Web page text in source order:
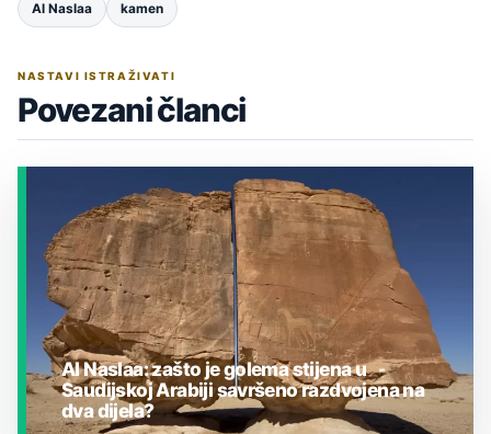
Al Naslaa kamen
NASTAVI ISTRAŽIVATI
Povezani članci
Al Naslaa: zašto je golema stijena u
Saudijskoj Arabiji savršeno razdvojena na
dva dijela?